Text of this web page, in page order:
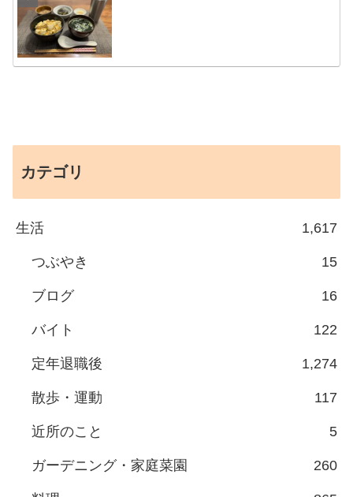
カテゴリ
生活 1,617
つぶやき 15
ブログ 16
バイト 122
定年退職後 1,274
散歩・運動 117
近所のこと 5
ガーデニング・家庭菜園 260